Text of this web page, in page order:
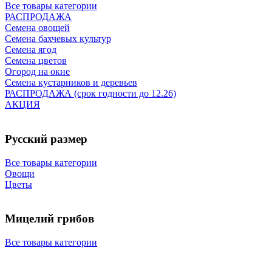
Все товары категории
РАСПРОДАЖА
Семена овощей
Семена бахчевых культур
Семена ягод
Семена цветов
Огород на окне
Семена кустарников и деревьев
РАСПРОДАЖА (срок годности до 12.26)
АКЦИЯ
Русский размер
Все товары категории
Овощи
Цветы
Мицелий грибов
Все товары категории